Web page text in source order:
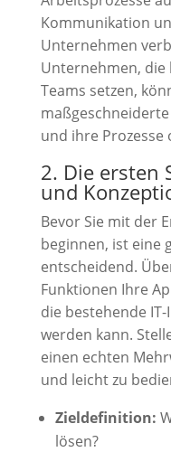
Kommunikation
Unternehmen
Unternehmen,
Teams setzen,
und ihre Prozesse
2. Die ersten
und
Bevor Sie mit der
beginnen, ist eine
entscheidend.
Funktionen Ihre
die bestehende
werden kann.
einen echten
und leicht zu
Zieldefinition:
lösen?